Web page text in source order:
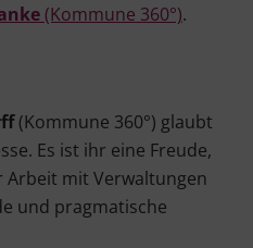
(Kom­mu­ne 360°).
(Kom­mu­ne 360°) glaubt
Es ist ihr eine Freu­de,
Arbeit mit Ver­wal­tun­gen
und prag­ma­ti­sche